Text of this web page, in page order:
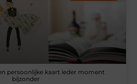
persoonlijke kaart ieder moment
bijzonder